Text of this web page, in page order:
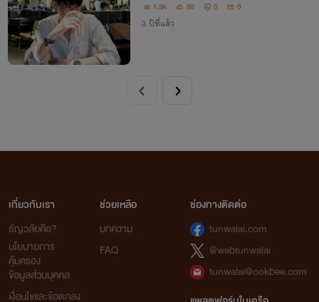
1.3K 50 0 0
3 ปีที่แล้ว
เกี่ยวกับเรา
ธัญวลัยคือ?
นโยบายการ
คุ้มครอง
ข้อมูลส่วนบุคคล
เงื่อนไขและข้อตกลง
ช่วยเหลือ
บทความ
FAQ
ช่องทางติดต่อ
tunwalai.com
@webtunwalai
tunwalai@ookbee.com